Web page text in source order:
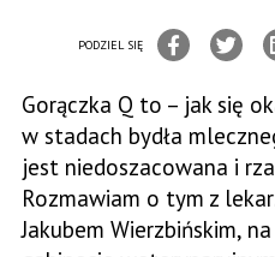
PODZIEL SIĘ
Gorączka Q to – jak się
w stadach bydła
jest niedoszacowana i
Rozmawiam o tym z
Jakubem Wierzbińskim,